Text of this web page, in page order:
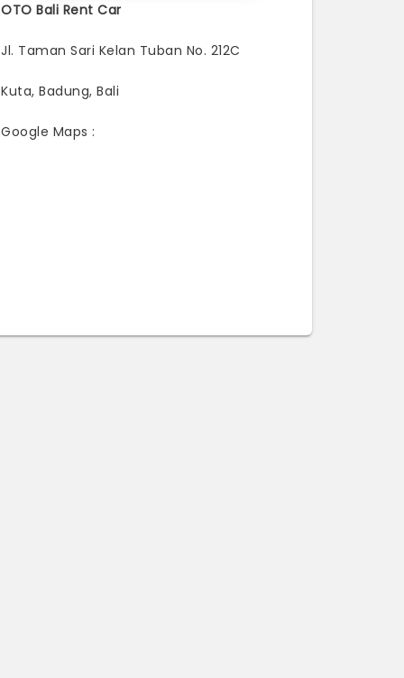
OTO Bali Rent Car
Jl. Taman Sari Kelan Tuban No. 212C
Kuta, Badung, Bali
Google Maps :